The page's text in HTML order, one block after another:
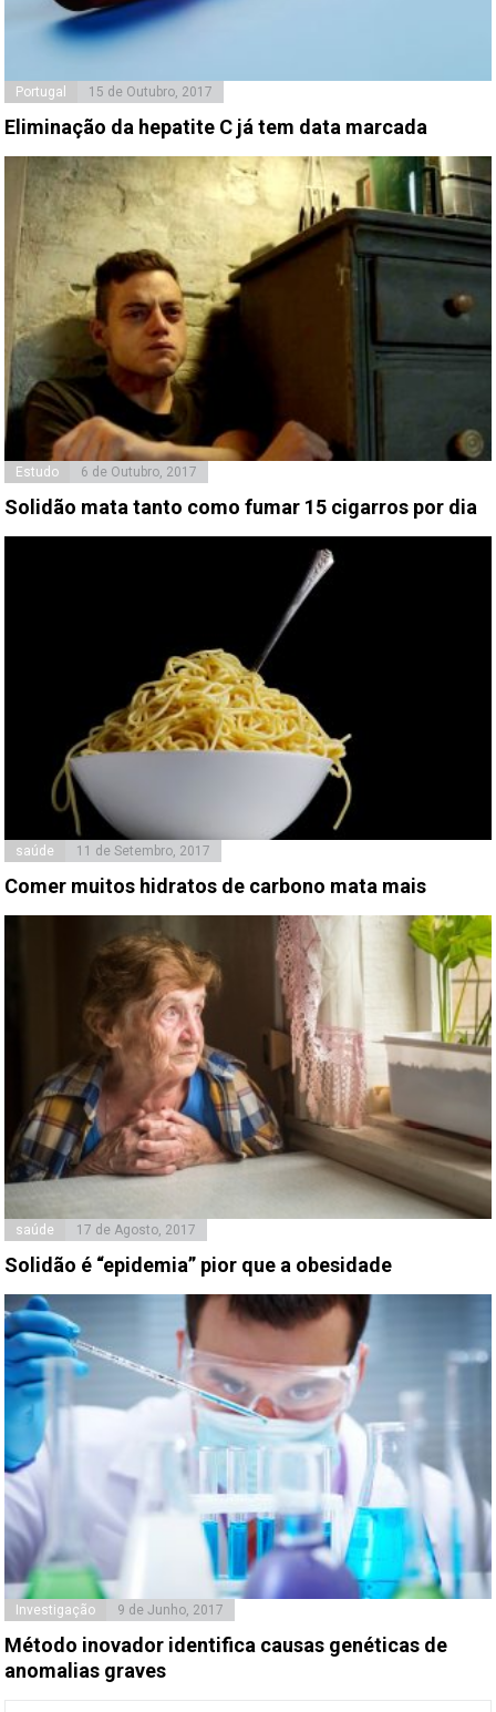
Portugal 15 de Outubro, 2017
Eliminação da hepatite C já tem data marcada
Estudo 6 de Outubro, 2017
Solidão mata tanto como fumar 15 cigarros por dia
saúde 11 de Setembro, 2017
Comer muitos hidratos de carbono mata mais
saúde 17 de Agosto, 2017
Solidão é “epidemia” pior que a obesidade
Investigação 9 de Junho, 2017
Método inovador identifica causas genéticas de
anomalias graves